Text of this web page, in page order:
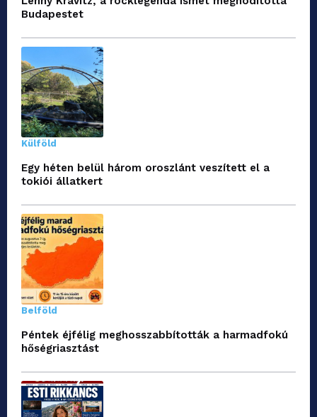
Budapestet
Külföld
Egy héten belül három oroszlánt veszített el a
tokiói állatkert
Belföld
Péntek éjfélig meghosszabbították a harmadfokú
hőségriasztást